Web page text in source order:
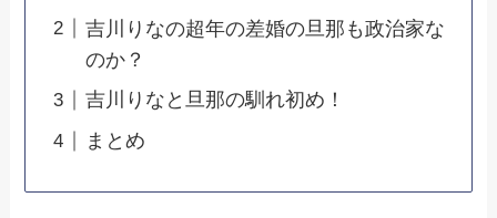
吉川りなの超年の差婚の旦那も政治家な
のか？
吉川りなと旦那の馴れ初め！
まとめ